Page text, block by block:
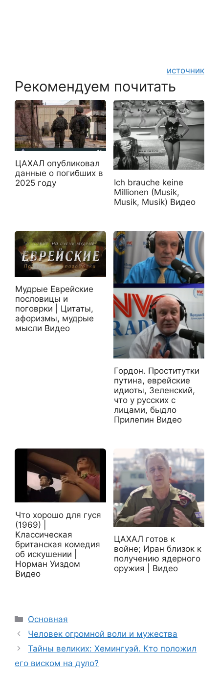
источник
Рекомендуем почитать
ЦАХАЛ опубликовал
данные о погибших в
2025 году
Ich brauche keine
Millionen (Musik,
Musik, Musik) Видео
Мудрые Еврейские
пословицы и
поговрки | Цитаты,
афоризмы, мудрые
мысли Видео
Гордон. Проститутки
путина, еврейские
идиоты, Зеленский,
что у русских с
лицами, быдло
Прилепин Видео
Что хорошо для гуся
(1969) |
Классическая
британская комедия
об искушении |
Норман Уиздом
Видео
ЦАХАЛ готов к
войне; Иран близок к
получению ядерного
оружия | Видео
Рубрики
Основная
Человек огромной воли и мужества
Тайны великих: Хемингуэй. Кто положил
его виском на дуло?